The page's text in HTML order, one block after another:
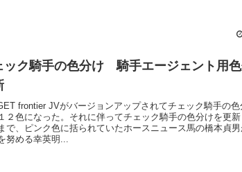
ック騎手の色分け 騎手エージェント用
frontier JVがバージョンアップされてチェック騎手の
２色になった。それに伴ってチェック騎手の色分けを更新
で、ピンク色に括られていたホースニュース馬の橋本貞男
努める幸英明...